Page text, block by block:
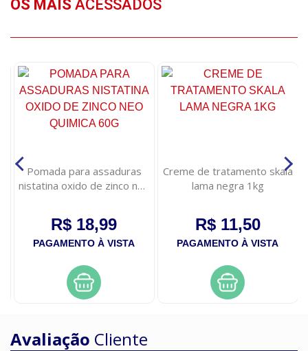
OS MAIS ACESSADOS
Pomada para assaduras
nistatina oxido de zinco neo
R$ 18,99
PAGAMENTO À VISTA
Creme de tratamento skala
lama negra 1kg
R$ 11,50
PAGAMENTO À VISTA
Avaliação Cliente